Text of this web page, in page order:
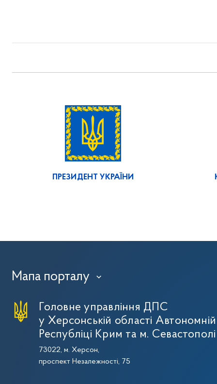
ПРЕЗИДЕНТ УКРАЇНИ
Мапа порталу ›
Головне управління ДПС
у Херсонській області Автономній
Республіці Крим та м. Севастополі
73022, м. Херсон,
проспект Незалежності, 75